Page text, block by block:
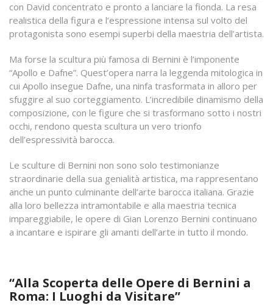
con David concentrato e pronto a lanciare la fionda. La resa
realistica della figura e l’espressione intensa sul volto del
protagonista sono esempi superbi della maestria dell’artista.
Ma forse la scultura più famosa di Bernini è l’imponente
“Apollo e Dafne”. Quest’opera narra la leggenda mitologica in
cui Apollo insegue Dafne, una ninfa trasformata in alloro per
sfuggire al suo corteggiamento. L’incredibile dinamismo della
composizione, con le figure che si trasformano sotto i nostri
occhi, rendono questa scultura un vero trionfo
dell’espressività barocca.
Le sculture di Bernini non sono solo testimonianze
straordinarie della sua genialità artistica, ma rappresentano
anche un punto culminante dell’arte barocca italiana. Grazie
alla loro bellezza intramontabile e alla maestria tecnica
impareggiabile, le opere di Gian Lorenzo Bernini continuano
a incantare e ispirare gli amanti dell’arte in tutto il mondo.
“Alla Scoperta delle Opere di Bernini a
Roma: I Luoghi da Visitare”